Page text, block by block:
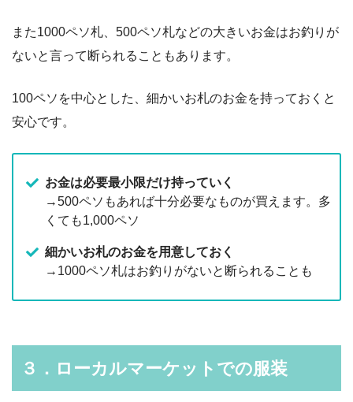
また1000ペソ札、500ペソ札などの大きいお金はお釣りが
ないと言って断られることもあります。
100ペソを中心とした、細かいお札のお金を持っておくと
安心です。
お金は必要最小限だけ持っていく
→500ペソもあれば十分必要なものが買えます。多
くても1,000ペソ
細かいお札のお金を用意しておく
→1000ペソ札はお釣りがないと断られることも
３．ローカルマーケットでの服装